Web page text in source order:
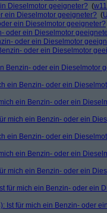
Dieselmotor geeigneter? (
ein Dieselmotor geeigneter? (
ein Dieselmotor geeigneter?
oder ein Dieselmotor
oder ein Dieselmotor
oder ein Dieselmotor
Benzin- oder ein Dieselmotor
ein Benzin- oder ein
ein Benzin- oder ein
mich ein Benzin- oder ein
ein Benzin- oder ein
ein Benzin- oder ein
mich ein Benzin- oder ein
für mich ein Benzin- oder ein
Ist für mich ein Benzin- oder